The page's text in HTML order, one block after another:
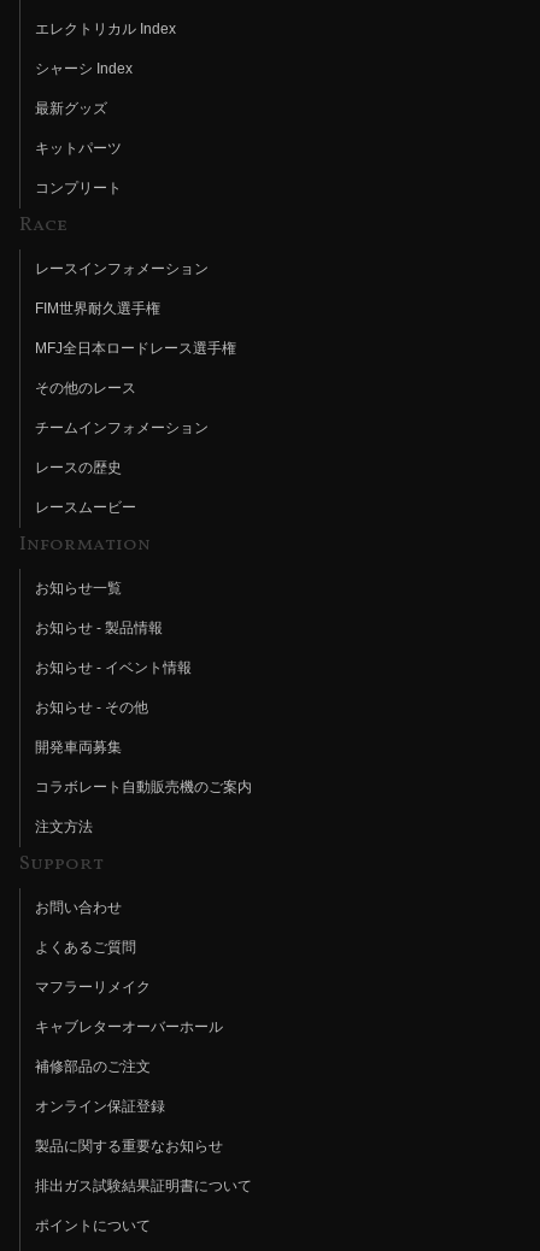
エレクトリカル Index
シャーシ Index
最新グッズ
キットパーツ
コンプリート
Race
レースインフォメーション
FIM世界耐久選手権
MFJ全日本ロードレース選手権
その他のレース
チームインフォメーション
レースの歴史
レースムービー
Information
お知らせ一覧
お知らせ - 製品情報
お知らせ - イベント情報
お知らせ - その他
開発車両募集
コラボレート自動販売機のご案内
注文方法
Support
お問い合わせ
よくあるご質問
マフラーリメイク
キャブレターオーバーホール
補修部品のご注文
オンライン保証登録
製品に関する重要なお知らせ
排出ガス試験結果証明書について
ポイントについて